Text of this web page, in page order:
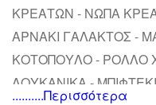
ΚΡΕΑΤΩΝ - ΝΩΠΑ
ΑΡΝΑΚΙ ΓΑΛΑΚΤΟΣ -
ΚΟΤΟΠΟΥΛΟ - ΡΟΛΛΟ
ΛΟΥΚΑΝΙΚΑ -
..........Περισσότερα